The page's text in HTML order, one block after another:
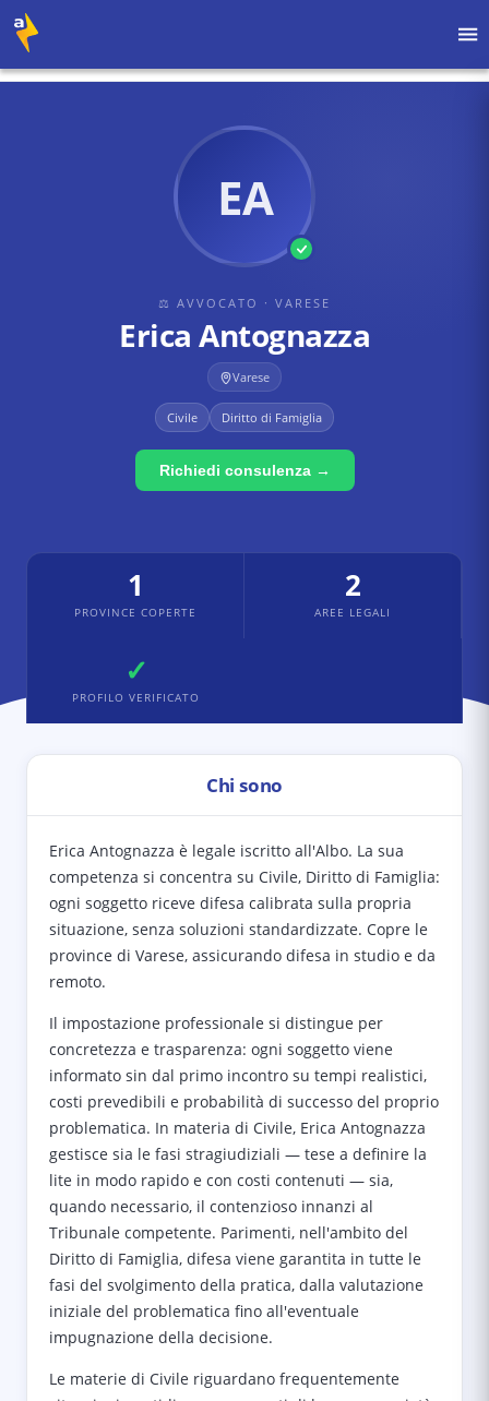
EA
⚖ AVVOCATO · VARESE
Erica Antognazza
Varese
Civile Diritto di Famiglia
Richiedi consulenza →
1
PROVINCE COPERTE
2
AREE LEGALI
✓
PROFILO VERIFICATO
Chi sono
Erica Antognazza è legale iscritto all'Albo. La sua
competenza si concentra su Civile, Diritto di Famiglia:
ogni soggetto riceve difesa calibrata sulla propria
situazione, senza soluzioni standardizzate. Copre le
province di Varese, assicurando difesa in studio e da
remoto.
Il impostazione professionale si distingue per
concretezza e trasparenza: ogni soggetto viene
informato sin dal primo incontro su tempi realistici,
costi prevedibili e probabilità di successo del proprio
problematica. In materia di Civile, Erica Antognazza
gestisce sia le fasi stragiudiziali — tese a definire la
lite in modo rapido e con costi contenuti — sia,
quando necessario, il contenzioso innanzi al
Tribunale competente. Parimenti, nell'ambito del
Diritto di Famiglia, difesa viene garantita in tutte le
fasi del svolgimento della pratica, dalla valutazione
iniziale del problematica fino all'eventuale
impugnazione della decisione.
Le materie di Civile riguardano frequentemente